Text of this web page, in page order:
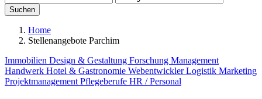
Suchen
Home
Stellenangebote Parchim
Immobilien Design & Gestaltung Forschung Management
Handwerk Hotel & Gastronomie WebentwicklerLogistik Marketing
Projektmanagement Pflegeberufe HR / Personal